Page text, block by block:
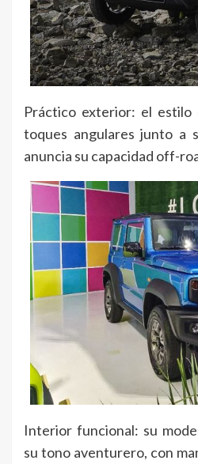
Práctico exterior: el estilo
toques angulares junto a
anuncia su capacidad off-
Interior funcional: su
su tono aventurero, con